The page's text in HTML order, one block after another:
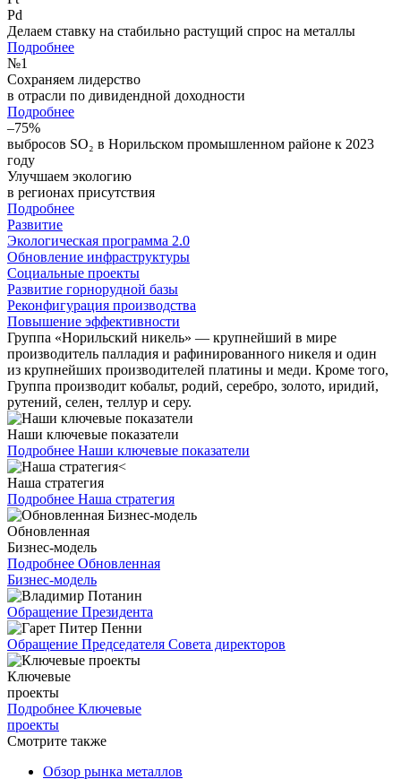
Pd
Делаем ставку на стабильно растущий спрос на металлы
Подробнее
№1
Сохраняем лидерство
в отрасли по дивидендной доходности
Подробнее
–75%
выбросов SO₂ в Норильском промышленном районе к 2023
году
Улучшаем экологию
в регионах присутствия
Подробнее
Развитие
Экологическая программа 2.0
Обновление инфраструктуры
Социальные проекты
Развитие горнорудной базы
Реконфигурация производства
Повышение эффективности
Группа «Норильский никель» — крупнейший в мире
производитель палладия и рафинированного никеля и один
из крупнейших производителей платины и меди. Кроме того,
Группа производит кобальт, родий, серебро, золото, иридий,
рутений, селен, теллур и серу.
Наши ключевые показатели
Подробнее Наши ключевые показатели
Наша стратегия
Подробнее Наша стратегия
Обновленная
Бизнес-модель
Подробнее Обновленная
Бизнес-модель
Обращение Президента
Обращение Председателя Совета директоров
Ключевые
проекты
Подробнее Ключевые
проекты
Смотрите также
Обзор рынка металлов